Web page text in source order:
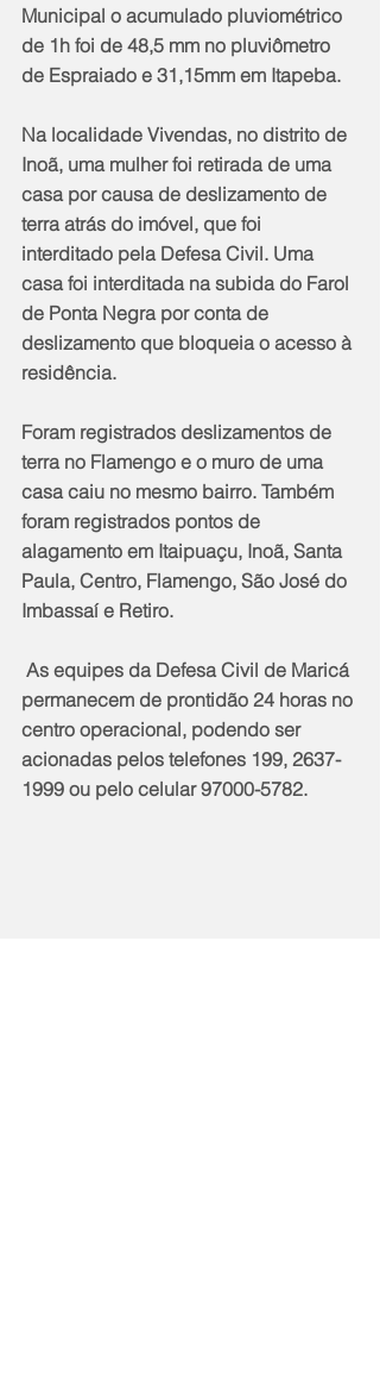
Municipal o acumulado pluviométrico
de 1h foi de 48,5 mm no pluviômetro
de Espraiado e 31,15mm em Itapeba.
Na localidade Vivendas, no distrito de
Inoã, uma mulher foi retirada de uma
casa por causa de deslizamento de
terra atrás do imóvel, que foi
interditado pela Defesa Civil. Uma
casa foi interditada na subida do Farol
de Ponta Negra por conta de
deslizamento que bloqueia o acesso à
residência.
Foram registrados deslizamentos de
terra no Flamengo e o muro de uma
casa caiu no mesmo bairro. Também
foram registrados pontos de
alagamento em Itaipuaçu, Inoã, Santa
Paula, Centro, Flamengo, São José do
Imbassaí e Retiro.
permanecem de prontidão 24 horas no
centro operacional, podendo ser
acionadas pelos telefones 199, 2637-
1999 ou pelo celular 97000-5782.